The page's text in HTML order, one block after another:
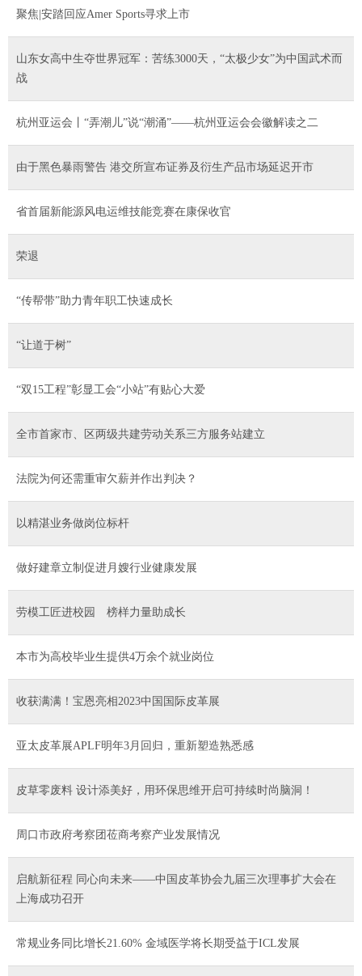
聚焦|安踏回应Amer Sports寻求上市
山东女高中生夺世界冠军：苦练3000天，“太极少女”为中国武术而
战
杭州亚运会丨“弄潮儿”说“潮涌”——杭州亚运会会徽解读之二
由于黑色暴雨警告 港交所宣布证券及衍生产品市场延迟开市
省首届新能源风电运维技能竞赛在康保收官
荣退
“传帮带”助力青年职工快速成长
“让道于树”
“双15工程”彰显工会“小站”有贴心大爱
全市首家市、区两级共建劳动关系三方服务站建立
法院为何还需重审欠薪并作出判决？
以精湛业务做岗位标杆
做好建章立制促进月嫂行业健康发展
劳模工匠进校园 榜样力量助成长
本市为高校毕业生提供4万余个就业岗位
收获满满！宝恩亮相2023中国国际皮革展
亚太皮革展APLF明年3月回归，重新塑造熟悉感
皮草零废料 设计添美好，用环保思维开启可持续时尚脑洞！
周口市政府考察团莅商考察产业发展情况
启航新征程 同心向未来——中国皮革协会九届三次理事扩大会在
上海成功召开
常规业务同比增长21.60% 金域医学将长期受益于ICL发展